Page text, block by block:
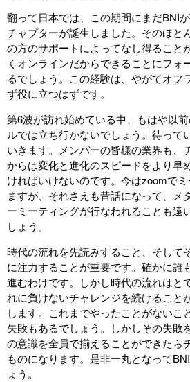
翻って日本では、この期間にまだBNI
チャプターが誕生しました。そのほと
の方のサポートによってなし得ること
くオンラインだからできることにフォ
るでしょう。この経験は、やがてオフ
ず役に立つはずです。
第6波が訪れ始めている中、もはや以
ルでは立ち行かないでしょう。待って
いきます。メンバーの皆様の業界も、
からは変化と進化のスピードをより早
ければいけないのです。今はzoomで
ますが、それさえも昔話になって、メ
ーミーティングが行なわれることも遠
しょう。
時代の流れを先読みすること、そして
に注力することが重要です。確かに誰
進むわけです。しかし時代の流れはと
れに負けないチャレンジを続けること
します。これまでやったことがないこ
失敗もあるでしょう。しかしその失敗
の意識を全員で揃えることができたら
ものになります。是非一丸となって
ょう。